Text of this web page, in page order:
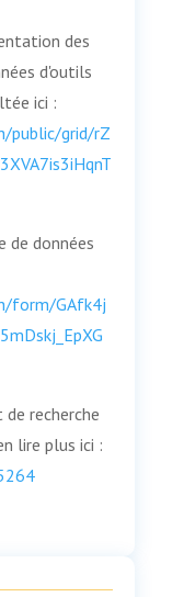
des
d'outils
ici :
public/grid/rZ
de données
form/GAfk4j
recherche
lire plus ici :